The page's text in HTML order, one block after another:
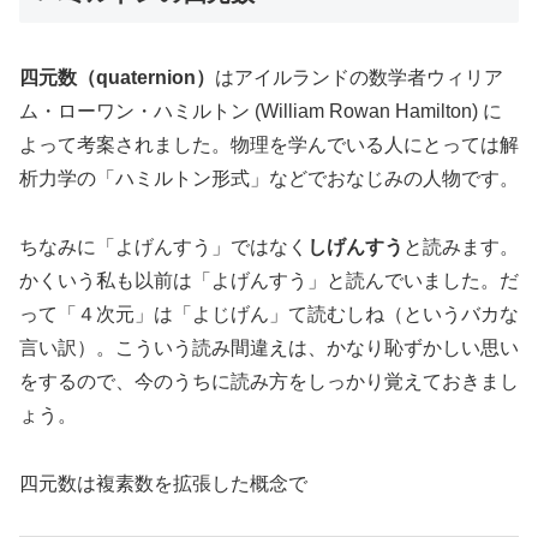
四元数（quaternion） はアイルランドの数学者ウィリア
ム・ローワン・ハミルトン (William Rowan Hamilton) に
よって考案されました。物理を学んでいる人にとっては解
析力学の「ハミルトン形式」などでおなじみの人物です。
ちなみに「よげんすう」ではなく しげんすう と読みます。
かくいう私も以前は「よげんすう」と読んでいました。だ
って「４次元」は「よじげん」て読むしね（というバカな
言い訳）。こういう読み間違えは、かなり恥ずかしい思い
をするので、今のうちに読み方をしっかり覚えておきまし
ょう。
四元数は複素数を拡張した概念で